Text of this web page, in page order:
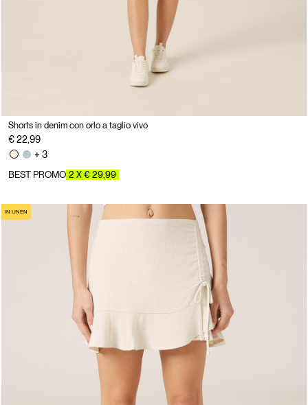
Shorts in denim con orlo a taglio vivo
€ 22,99
+ 3
BEST PROMO 2 X € 29,99
IN LINEN